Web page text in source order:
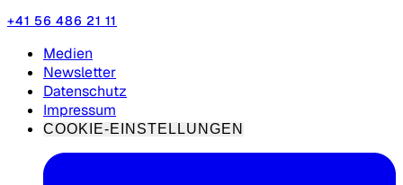
+41 56 486 21 11
Medien
Newsletter
Datenschutz
Impressum
COOKIE-EINSTELLUNGEN